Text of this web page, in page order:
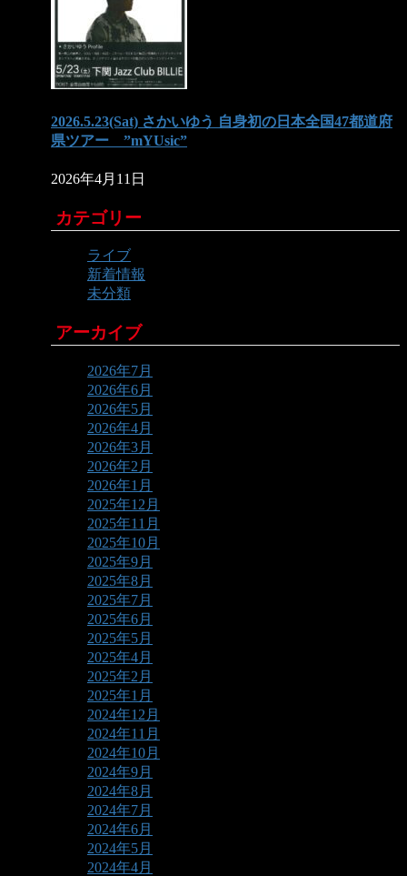
2026.5.23(Sat) さかいゆう 自身初の日本全国47都道府
県ツアー ”mYUsic”
2026年4月11日
カテゴリー
ライブ
新着情報
未分類
アーカイブ
2026年7月
2026年6月
2026年5月
2026年4月
2026年3月
2026年2月
2026年1月
2025年12月
2025年11月
2025年10月
2025年9月
2025年8月
2025年7月
2025年6月
2025年5月
2025年4月
2025年2月
2025年1月
2024年12月
2024年11月
2024年10月
2024年9月
2024年8月
2024年7月
2024年6月
2024年5月
2024年4月